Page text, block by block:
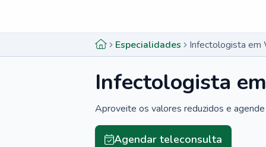
Especialidades Infectologista em
Infectologista
Aproveite os valores reduzidos e agende
Agendar teleconsulta